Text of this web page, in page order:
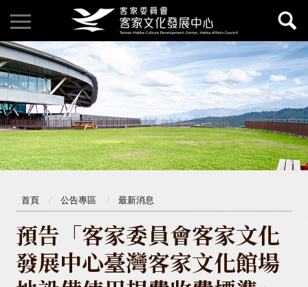
首頁 公告專區 最新消息
預告「客家委員會客家文化
發展中心臺灣客家文化館場